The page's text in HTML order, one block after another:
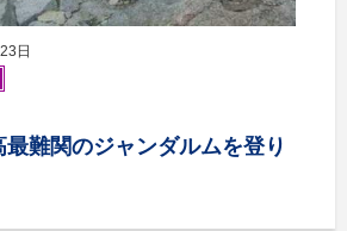
日
難関のジャンダルムを登り